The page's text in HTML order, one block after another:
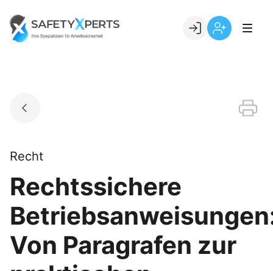
content
Go to landing page.
Recht
Rechtssichere
Von Paragrafen zur